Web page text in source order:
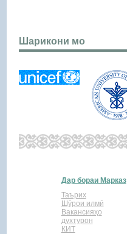
Шарикони мо
Дар бораи Марказ
Таърих
Шӯрои илмӣ
Вакансияҳо
духтурон
КИТ